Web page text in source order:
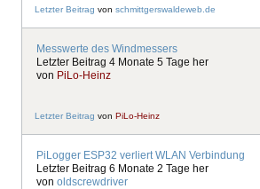
Letzter Beitrag vonschmittgerswaldeweb.de
Messwerte des Windmessers
Letzter Beitrag 4 Monate 5 Tage her
von PiLo-Heinz
Letzter Beitrag vonPiLo-Heinz
PiLogger ESP32 verliert WLAN Verbindung
Letzter Beitrag 6 Monate 2 Tage her
von oldscrewdriver